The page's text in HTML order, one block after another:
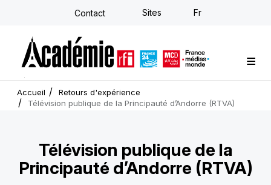
Aller
principal
Contact Sites Fr
Formations sur-mesure
Conseil stratégique
E-learning individuel
L'Académie
Actualités
Newsletter
Accueil
Retours d'expérience
Télévision publique de la Principauté d’Andorre (RTVA)
Télévision publique de la
Principauté d’Andorre (RTVA)